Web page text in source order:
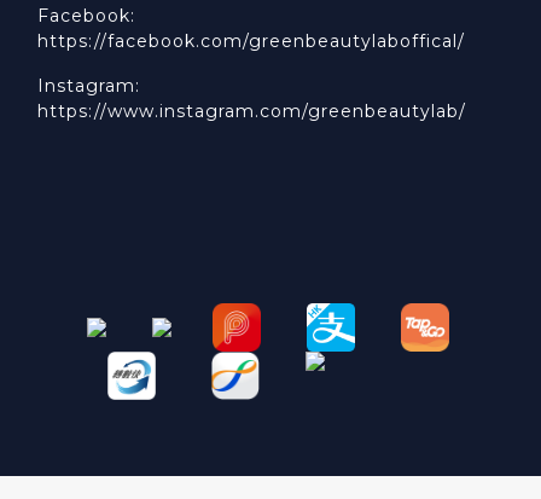
Facebook:
https://facebook.com/greenbeautylaboffical/
Instagram:
https://www.instagram.com/greenbeautylab/